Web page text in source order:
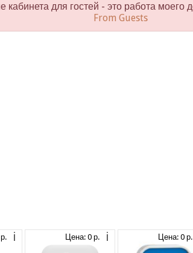
кабинета для гостей - это работа моего
From Guests
Цена: 0 р. Цена: 0 р.